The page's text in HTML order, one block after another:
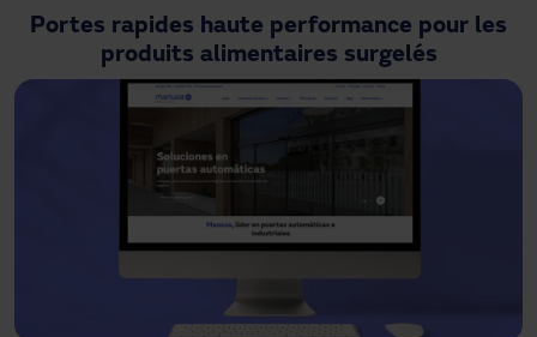
Portes rapides haute performance pour les
produits alimentaires surgelés